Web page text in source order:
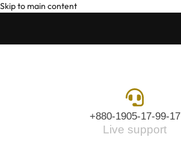
Skip to main content
+880-1905-17-99-17
Live support